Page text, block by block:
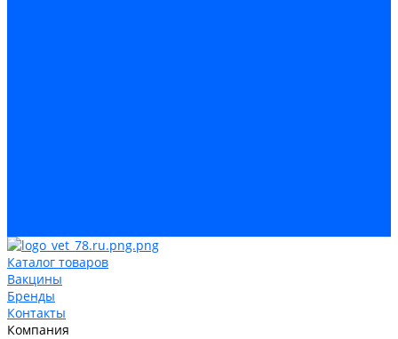
Каталог товаров
Вакцины
Бренды
Контакты
Компания